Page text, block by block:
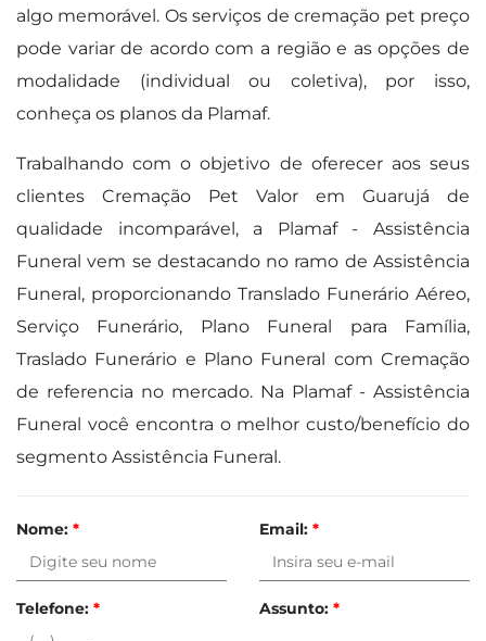
algo memorável. Os serviços de cremação pet preço
pode variar de acordo com a região e as opções de
modalidade (individual ou coletiva), por isso,
conheça os planos da Plamaf.
Trabalhando com o objetivo de oferecer aos seus
clientes Cremação Pet Valor em Guarujá de
qualidade incomparável, a Plamaf - Assistência
Funeral vem se destacando no ramo de Assistência
Funeral, proporcionando Translado Funerário Aéreo,
Serviço Funerário, Plano Funeral para Família,
Traslado Funerário e Plano Funeral com Cremação
de referencia no mercado. Na Plamaf - Assistência
Funeral você encontra o melhor custo/benefício do
segmento Assistência Funeral.
Nome: * Email: *
Telefone: * Assunto: *